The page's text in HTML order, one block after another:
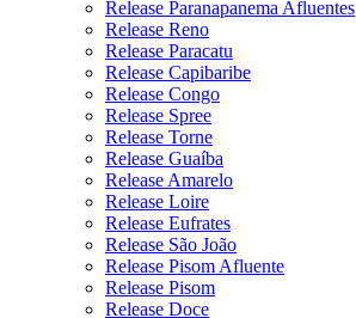
Release Paranapanema Afluentes
Release Reno
Release Paracatu
Release Capibaribe
Release Congo
Release Spree
Release Torne
Release Guaíba
Release Amarelo
Release Loire
Release Eufrates
Release São João
Release Pisom Afluente
Release Pisom
Release Doce